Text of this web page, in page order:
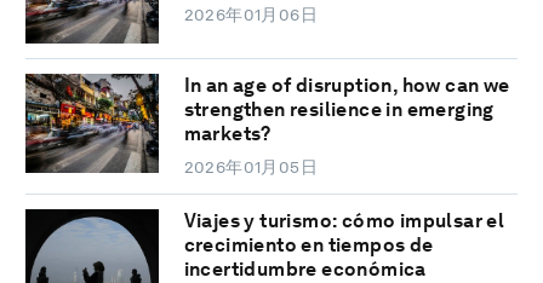
2026年01月06日
In an age of disruption, how can we
strengthen resilience in emerging
markets?
2026年01月05日
Viajes y turismo: cómo impulsar el
crecimiento en tiempos de
incertidumbre económica